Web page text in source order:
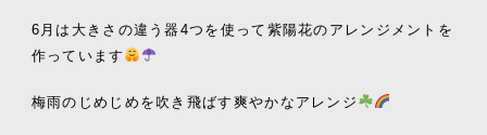
6月は大きさの違う器4つを使って紫陽花のアレンジメントを
作っています
梅雨のじめじめを吹き飛ばす爽やかなアレンジ